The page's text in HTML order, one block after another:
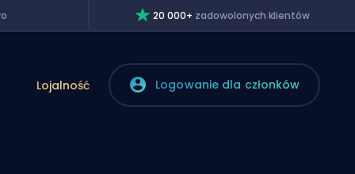
20 000+ zadowolonych klientów
Lojalność Logowanie dla członków